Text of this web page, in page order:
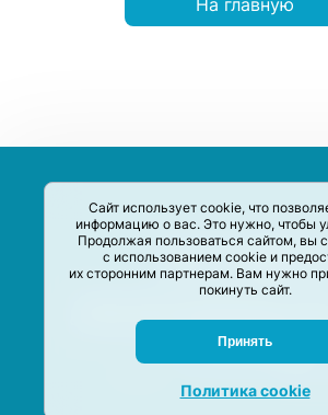
Сайт использует cookie, что
информацию о вас. Это нужно, чтобы
Продолжая пользоваться сайтом, вы
с использованием cookie и
их сторонним партнерам. Вам нужно
покинуть сайт.
Принять
Политика cookie
На главную
систематизации акций и скидок на
Задать вопрос
© M-Social production 2020 –